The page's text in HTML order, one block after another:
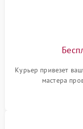
Курьер привезет
мастера